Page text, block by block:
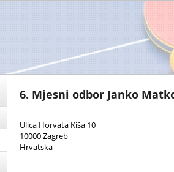
6. Mjesni odbor Janko
Ulica Horvata Kiša 10
10000 Zagreb
Hrvatska